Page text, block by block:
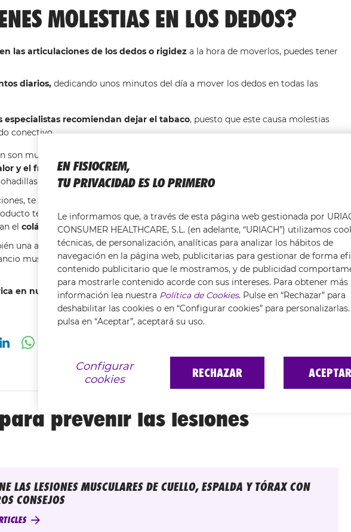
MOLESTIAS EN LOS DEDOS?
las articulaciones de los dedos o rigidez a la hora de moverlos, puedes tener
diarios, dedicando unos minutos del día a mover los dedos en todas las
especialistas recomiendan dejar el tabaco, puesto que este causa molestias
conectivo.
son muy recomendables, siempre que los haga un profesional que sepa como
y el frío son grandes aliados de las molestias articulares
térmicas o baños de agua caliente para calmar las molestias.
te recomendamos utilizar algun
tendrás unaayuda extra en el cuidado de tus articulaciones. Entre los
el colágeno, el ácido hialurónico, la vitamina C y el magnesio.
una ayuda eficaz para la recuperación de los músculos después de sesiones
muscular.Se recomienda tomar un cazo al díaen leche, agua, zumo o
en nutrientes, el factor principal para tener unas articulaciones sanas.
prevenir las lesiones
LAS LESIONES MUSCULARES DE CUELLO, ESPALDA Y TÓRAX CON
CONSEJOS
EN FISIOCREM,
TU PRIVACIDAD ES LO PRIMERO
Le informamos que, a través de esta página web gestionada por
CONSUMER HEALTHCARE, S.L. (en adelante, “URIACH”) utilizamos
técnicas, de personalización, analíticas para analizar los hábitos de
navegación en la página web, publicitarias para gestionar de forma
contenido publicitario que le mostramos, y de publicidad
para mostrarle contenido acorde con sus intereses. Para obtener más
información lea nuestra Política de Cookies. Pulse en “Rechazar” para
deshabilitar las cookies o en “Configurar cookies” para
pulsa en “Aceptar”, aceptará su uso.
Configurar
cookies
RECHAZAR